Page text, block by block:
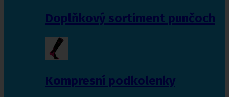
Doplňkový sortiment punčoch
Kompresní podkolenky